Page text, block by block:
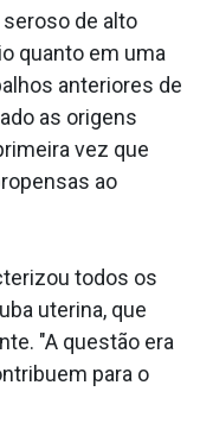
de alto
quanto em uma
anteriores de
as origens
vez que
ao
todos os
uterina, que
"A questão era
para o